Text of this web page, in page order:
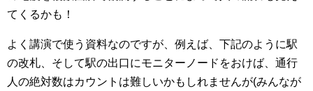
てくるかも！
よく講演で使う資料なのですが、例えば、下記のように駅
の改札、そして駅の出口にモニターノードをおけば、通行
人の絶対数はカウントは難しいかもしれませんが(みんなが